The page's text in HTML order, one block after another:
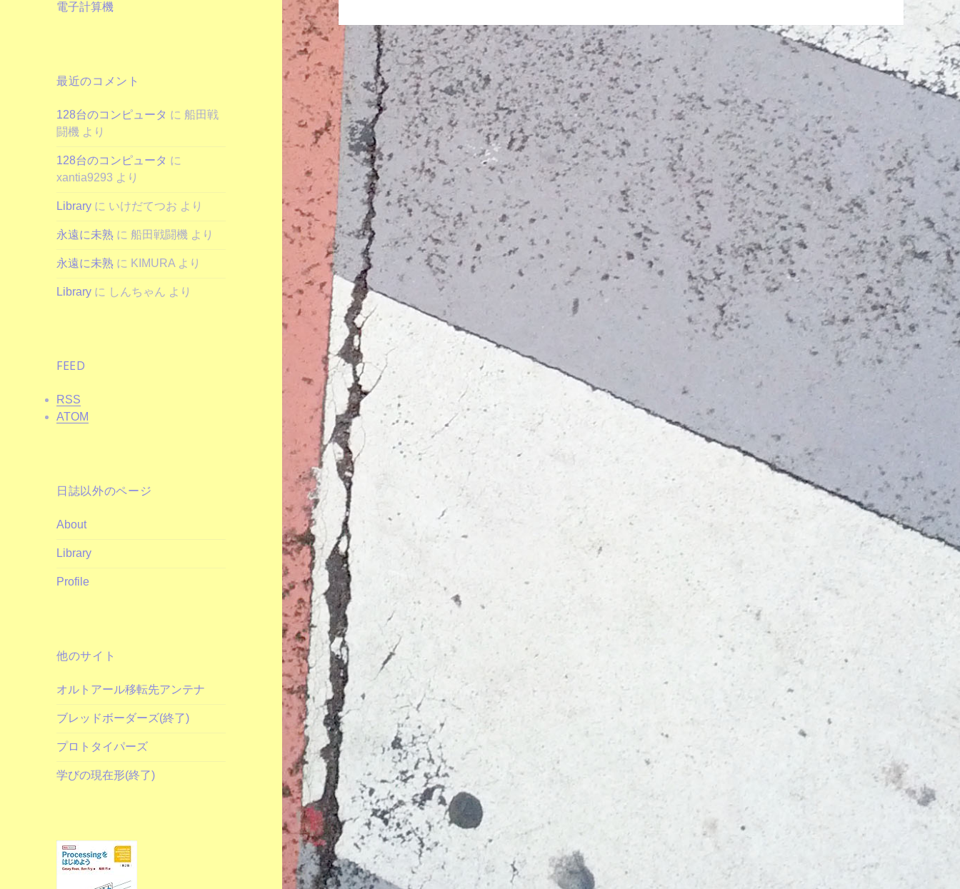
電子計算機
最近のコメント
128台のコンピュータ に船田戦
闘機 より
128台のコンピュータ に
xantia9293 より
Library に いけだてつお より
永遠に未熟 に船田戦闘機 より
永遠に未熟 に KIMURA より
Library に しんちゃん より
FEED
RSS
ATOM
日誌以外のページ
About
Library
Profile
他のサイト
オルトアール移転先アンテナ
ブレッドボーダーズ(終了)
プロトタイパーズ
学びの現在形(終了)